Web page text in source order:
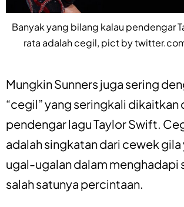
Banyak yang bilang kalau pendengar
rata adalah cegil, pict by
Mungkin Sunners juga sering
“cegil” yang seringkali dikaitkan
pendengar lagu Taylor Swift.
adalah singkatan dari cewek
ugal-ugalan dalam menghadapi
salah satunya percintaan.